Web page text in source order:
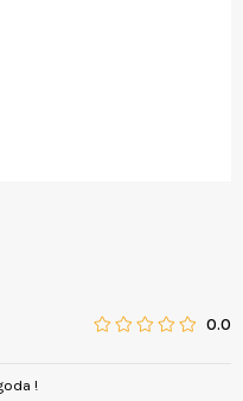
0.0
!